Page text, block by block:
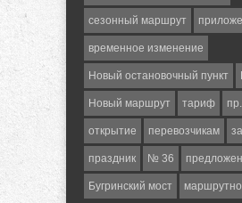
сезонный маршрут
временное изменение
Новый остановочный пункт
Новый маршрут тариф
открытие перевозчикам
праздник № 36
Бугринский мост